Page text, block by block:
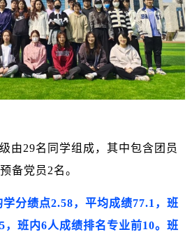
由29名同学组成，其中包含团员
备党员2名。
分绩点2.58，平均成绩77.1，班
，班内6人成绩排名专业前10。班